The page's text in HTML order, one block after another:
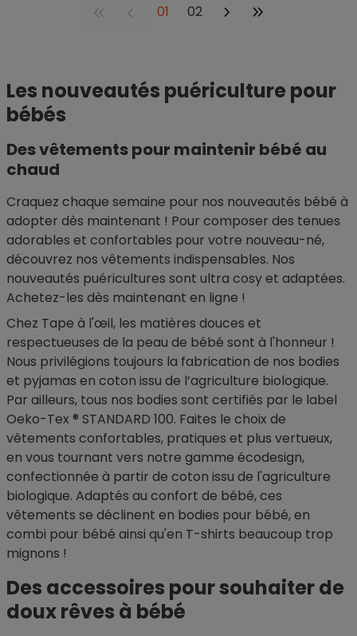
01 02
Les nouveautés puériculture pour
bébés
Des vêtements pour maintenir bébé au
chaud
Craquez chaque semaine pour nos nouveautés bébé à
adopter dès maintenant ! Pour composer des tenues
adorables et confortables pour votre nouveau-né,
découvrez nos vêtements indispensables. Nos
nouveautés puéricultures sont ultra cosy et adaptées.
Achetez-les dès maintenant en ligne !
Chez Tape à l'œil, les matières douces et
respectueuses de la peau de bébé sont à l'honneur !
Nous privilégions toujours la fabrication de nos bodies
et pyjamas en coton issu de l’agriculture biologique.
Par ailleurs, tous nos bodies sont certifiés par le label
Oeko-Tex ® STANDARD 100. Faites le choix de
vêtements confortables, pratiques et plus vertueux,
en vous tournant vers notre gamme écodesign,
confectionnée à partir de coton issu de l'agriculture
biologique. Adaptés au confort de bébé, ces
vêtements se déclinent en bodies pour bébé, en
combi pour bébé ainsi qu'en T-shirts beaucoup trop
mignons !
Des accessoires pour souhaiter de
doux rêves à bébé